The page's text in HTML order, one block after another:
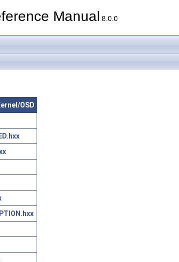
Manual 8.0.0
OSD